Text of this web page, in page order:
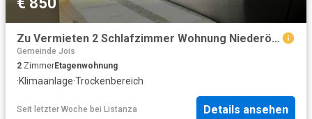
Zu Vermieten 2 Schlafzimmer Wohnung Niederösterreich Niederösterreich DS104642207
Gemeinde Jois
2 ZimmerEtagenwohnung
·Klimaanlage·Trockenbereich
Seit letzter Woche bei Listanza Details ansehen